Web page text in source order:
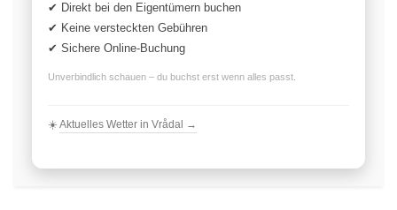
✔ Direkt bei den Eigentümern buchen
✔ Keine versteckten Gebühren
✔ Sichere Online-Buchung
Unverbindlich schauen – du buchst erst wenn alles passt.
☀️Aktuelles Wetter in Vrådal →